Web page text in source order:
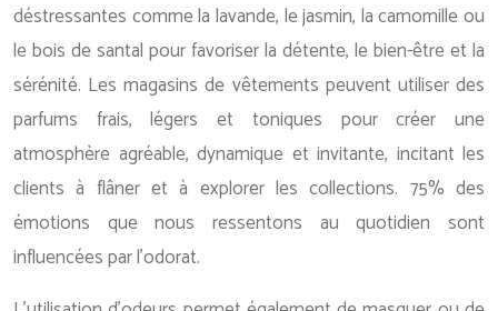
déstressantes comme la lavande, le jasmin, la camomille ou
le bois de santal pour favoriser la détente, le bien-être et la
sérénité. Les magasins de vêtements peuvent utiliser des
parfums frais, légers et toniques pour créer une
atmosphère agréable, dynamique et invitante, incitant les
clients à flâner et à explorer les collections. 75% des
émotions que nous ressentons au quotidien sont
influencées par l’odorat.